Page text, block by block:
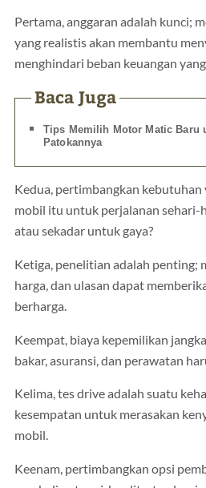
Pertama, anggaran adalah kunci;
yang realistis akan membantu
menghindari beban keuangan
Baca Juga
Tips Memilih Motor Matic Baru
Patokannya
Kedua, pertimbangkan kebutuhan
mobil itu untuk perjalanan sehari-
atau sekadar untuk gaya?
Ketiga, penelitian adalah penting;
harga, dan ulasan dapat
berharga.
Keempat, biaya kepemilikan
bakar, asuransi, dan perawatan
Kelima, tes drive adalah suatu
kesempatan untuk merasakan
mobil.
Keenam, pertimbangkan opsi